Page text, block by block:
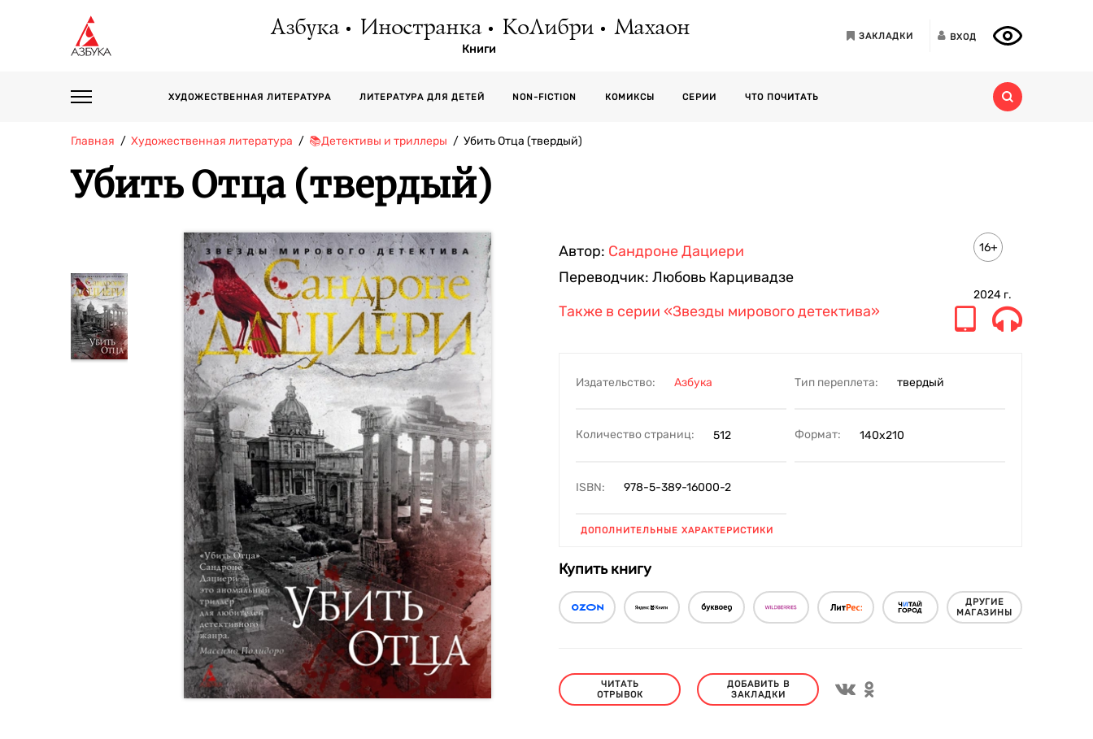
Азбука Иностранка КоЛибри Махаон
Книги
ЗАКЛАДКИ ВХОД
ХУДОЖЕСТВЕННАЯ ЛИТЕРАТУРА ЛИТЕРАТУРА ДЛЯ ДЕТЕЙ NON-FICTION КОМИКСЫ СЕРИИ ЧТО ПОЧИТАТЬ
Главная Художественная литература 📚Детективы и триллеры Убить Отца (твердый)
Убить Отца (твердый)
Автор: Сандроне Дациери
Переводчик: Любовь Карцивадзе
16+
2024 г.
Также в серии «Звезды мирового детектива»
Издательство: Азбука Тип переплета: твердый
Количество страниц: 512 Формат: 140х210
ISBN: 978-5-389-16000-2
ДОПОЛНИТЕЛЬНЫЕ ХАРАКТЕРИСТИКИ
Купить книгу
ДРУГИЕ
МАГАЗИНЫ
ЧИТАТЬ
ОТРЫВОК
ДОБАВИТЬ В
ЗАКЛАДКИ